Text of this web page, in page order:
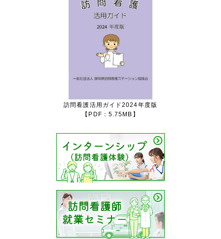
訪問看護活用ガイド2024年度版
【PDF：5.75MB】